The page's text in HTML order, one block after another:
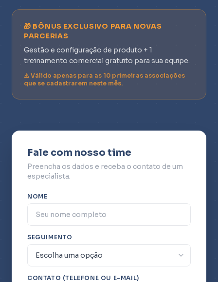
🎁 BÔNUS EXCLUSIVO PARA NOVAS
PARCERIAS
Gestão e configuração de produto + 1
treinamento comercial gratuito para sua equipe.
⚠️ Válido apenas para as 10 primeiras associações
que se cadastrarem neste mês.
Fale com nosso time
Preencha os dados e receba o contato de um
especialista.
NOME
SEGUIMENTO
CONTATO (TELEFONE OU E-MAIL)